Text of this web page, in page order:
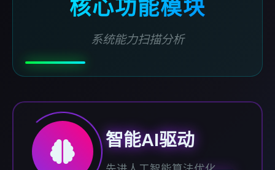
核心功能模块
系统能力扫描分析
智能AI驱动